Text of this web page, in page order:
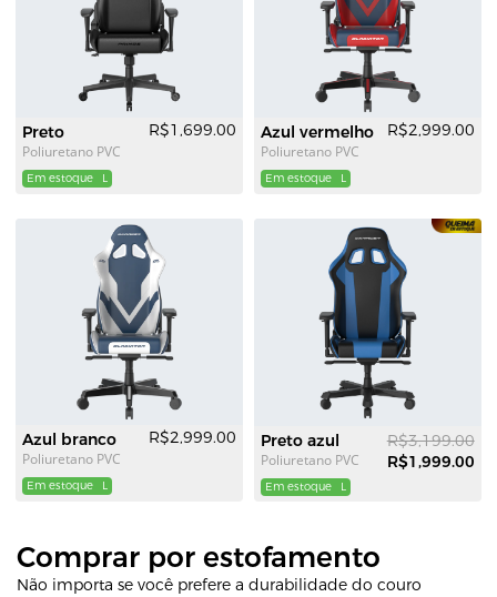
Preto
Poliuretano PVC
R$1,699.00
Em estoque L
Azul vermelho
Poliuretano PVC
R$2,999.00
Em estoque L
Azul branco
Poliuretano PVC
R$2,999.00
Em estoque L
Preto azul
Poliuretano PVC
R$3,199.00
R$1,999.00
Em estoque L
Comprar por estofamento
Não importa se você prefere a durabilidade do couro